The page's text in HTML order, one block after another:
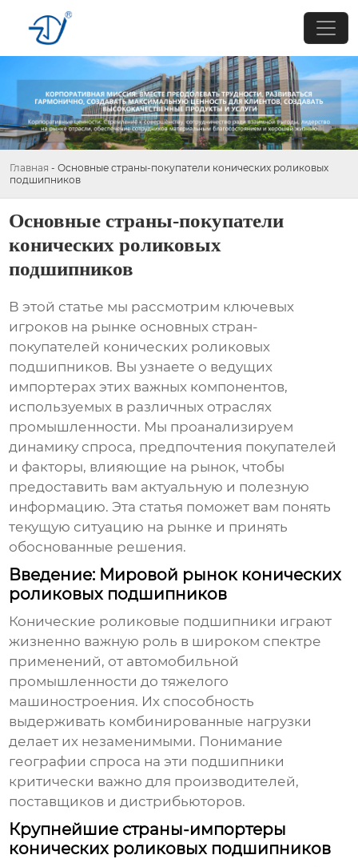
Главная - Основные страны-покупатели конических роликовых
подшипников
Основные страны-покупатели
конических роликовых
подшипников
В этой статье мы рассмотрим ключевых
игроков на рынке основных стран-
покупателей конических роликовых
подшипников. Вы узнаете о ведущих
импортерах этих важных компонентов,
используемых в различных отраслях
промышленности. Мы проанализируем
динамику спроса, предпочтения покупателей
и факторы, влияющие на рынок, чтобы
предоставить вам актуальную и полезную
информацию. Эта статья поможет вам понять
текущую ситуацию на рынке и принять
обоснованные решения.
Введение: Мировой рынок конических
роликовых подшипников
Конические роликовые подшипники играют
жизненно важную роль в широком спектре
применений, от автомобильной
промышленности до тяжелого
машиностроения. Их способность
выдерживать комбинированные нагрузки
делает их незаменимыми. Понимание
географии спроса на эти подшипники
критически важно для производителей,
поставщиков и дистрибьюторов.
Крупнейшие страны-импортеры
конических роликовых подшипников